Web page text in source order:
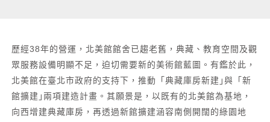
歷經38年的營運，北美館館舍已趨老舊，典藏、教育空間及觀
眾服務設備明顯不足，迫切需要新的美術館藍圖。有鑑於此，
北美館在臺北市政府的支持下，推動「典藏庫房新建｣與「新
館擴建｣兩項建造計畫。其願景是，以既有的北美館為基地，
向西增建典藏庫房，再透過新館擴建涵容南側開闊的綠園地